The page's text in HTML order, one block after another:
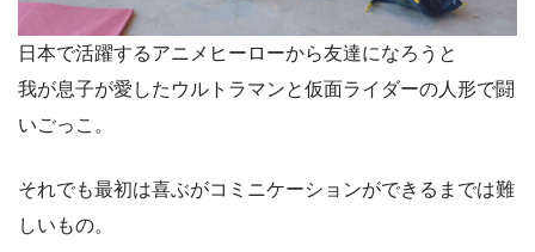
日本で活躍するアニメヒーローから友達になろうと
我が息子が愛したウルトラマンと仮面ライダーの人形で闘
いごっこ。
それでも最初は喜ぶがコミニケーションができるまでは難
しいもの。